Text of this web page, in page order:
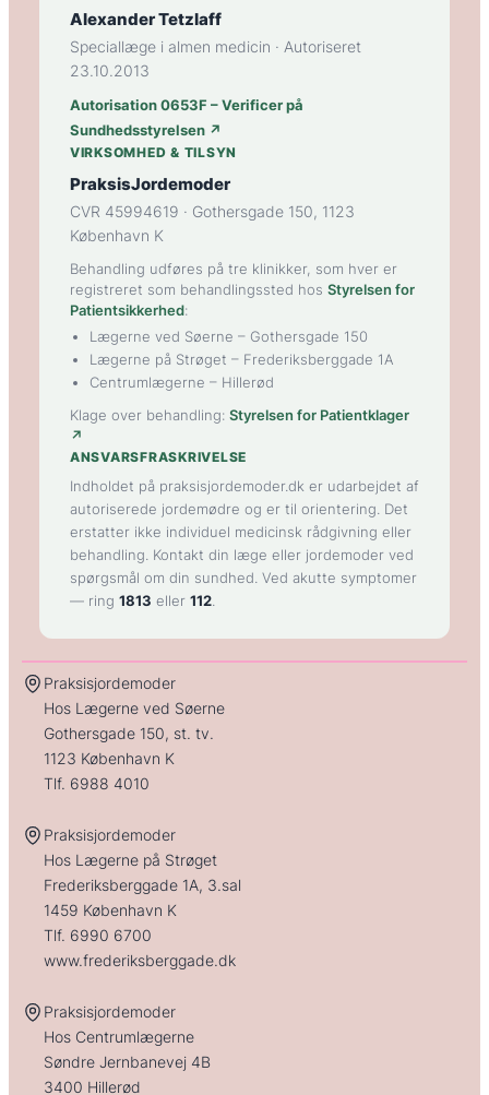
Alexander Tetzlaff
Speciallæge i almen medicin · Autoriseret
23.10.2013
Autorisation 0653F – Verificer på
Sundhedsstyrelsen ↗
VIRKSOMHED & TILSYN
PraksisJordemoder
CVR 45994619 · Gothersgade 150, 1123
København K
Behandling udføres på tre klinikker, som hver er
registreret som behandlingssted hos Styrelsen for
Patientsikkerhed:
Lægerne ved Søerne – Gothersgade 150
Lægerne på Strøget – Frederiksberggade 1A
Centrumlægerne – Hillerød
Klage over behandling: Styrelsen for Patientklager
↗
ANSVARSFRASKRIVELSE
Indholdet på praksisjordemoder.dk er udarbejdet af
autoriserede jordemødre og er til orientering. Det
erstatter ikke individuel medicinsk rådgivning eller
behandling. Kontakt din læge eller jordemoder ved
spørgsmål om din sundhed. Ved akutte symptomer
— ring 1813 eller 112
Praksisjordemoder
Hos Lægerne ved Søerne
Gothersgade 150, st. tv.
1123 København K
Tlf. 6988 4010
Praksisjordemoder
Hos Lægerne på Strøget
Frederiksberggade 1A, 3.sal
1459 København K
Tlf. 6990 6700
www.frederiksberggade.dk
Praksisjordemoder
Hos Centrumlægerne
Søndre Jernbanevej 4B
3400 Hillerød